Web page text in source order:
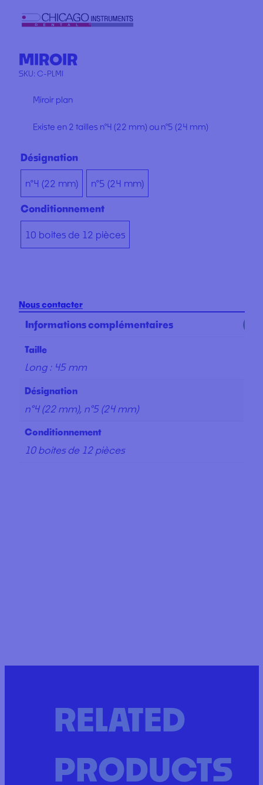
MIROIR
SKU: C-PLMI
Miroir plan
Existe en 2 tailles n°4 (22 mm) ou n°5 (24 mm)
Désignation
n°4 (22 mm) n°5 (24 mm)
Conditionnement
10 boites de 12 pièces
Nous contacter
Informations complémentaires
Taille
Long : 45 mm
Désignation
n°4 (22 mm), n°5 (24 mm)
Conditionnement
10 boites de 12 pièces
RELATED
PRODUCTS